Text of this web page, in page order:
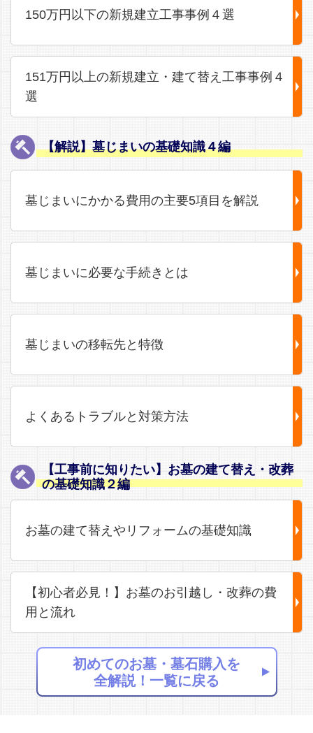
150万円以下の新規建立工事事例４選
151万円以上の新規建立・建て替え工事事例４
選
【解説】墓じまいの基礎知識４編
墓じまいにかかる費用の主要5項目を解説
墓じまいに必要な手続きとは
墓じまいの移転先と特徴
よくあるトラブルと対策方法
【工事前に知りたい】お墓の建て替え・改葬
の基礎知識２編
お墓の建て替えやリフォームの基礎知識
【初心者必見！】お墓のお引越し・改葬の費
用と流れ
初めてのお墓・墓石購入を
全解説！一覧に戻る